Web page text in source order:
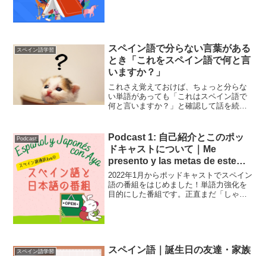
スペイン語学習
スペイン語で分らない言葉がある
とき「これをスペイン語で何と言
いますか？」
これさえ覚えておけば、ちょっと分らな
い単語があっても「これはスペイン語で
何と言いますか？」と確認して話を続け
からなかったら、辞書で調べてどんどん
単語力を増やしていきまし...
Podcast
Podcast 1: 自己紹介とこのポッ
ドキャストについて｜Me
presento y las metas de este
programa
2022年1月からポッドキャストでスペイン
語の番組をはじめました！単語力強化を
目的にした番組です。正直まだ「しゃべ
スペイン語学習
スペイン語｜誕生日の友達・家族